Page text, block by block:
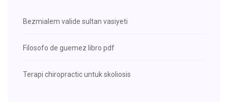
Bezmialem valide sultan vasiyeti
Filosofo de guemez libro pdf
Terapi chiropractic untuk skoliosis